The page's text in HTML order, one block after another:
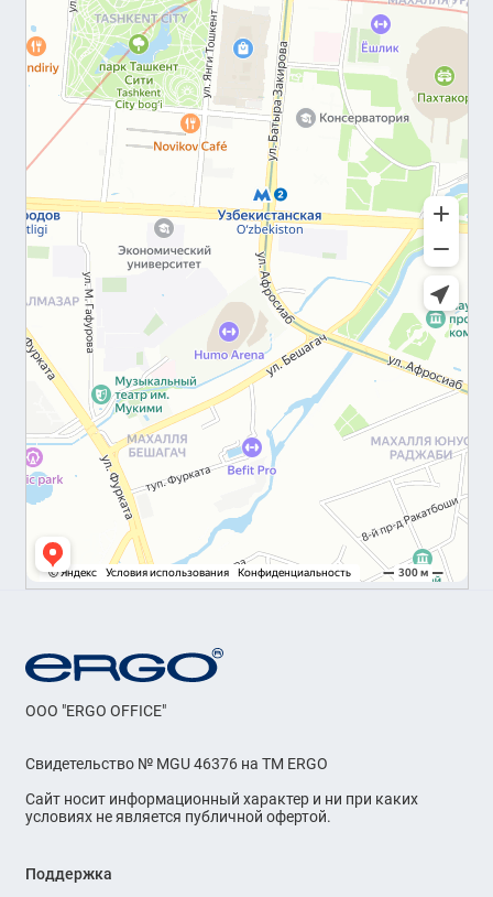
OOO "ERGO OFFICE"
Свидетельство № MGU 46376 на ТМ ERGO
Сайт носит информационный характер и ни при каких
условиях не является публичной офертой.
Поддержка